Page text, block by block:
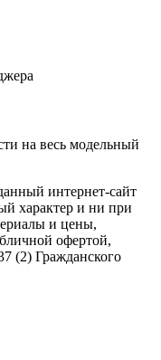
на весь модельный
интернет-сайт
характер и ни при
и цены,
офертой,
(2) Гражданского